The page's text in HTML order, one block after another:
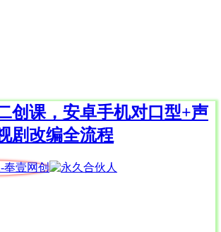
创课，安卓手机对口型+声
剧改编全流程